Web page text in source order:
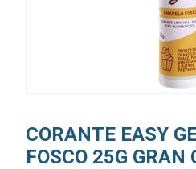
CORANTE EASY
FOSCO 25G GRAN